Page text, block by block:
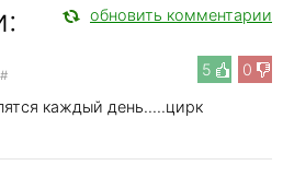
обновить комментарии
5 0
#
каждый день.....цирк